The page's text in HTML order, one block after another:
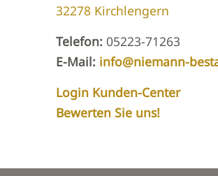
32278 Kirchlengern
Telefon: 05223-71263
E-Mail: info@niemann-
Login Kunden-Center
Bewerten Sie uns!